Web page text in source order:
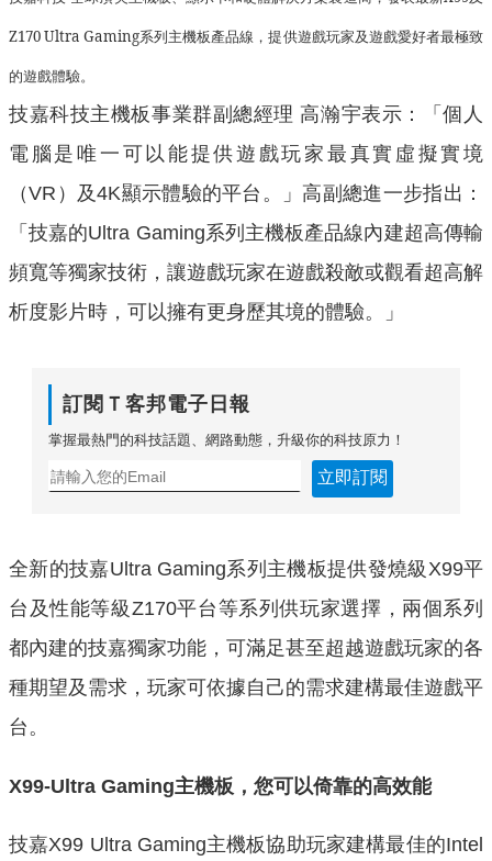
Z170 Ultra Gaming系列主機板產品線，提供遊戲玩家及遊戲愛好者最極致
的遊戲體驗。
技嘉科技主機板事業群副總經理 高瀚宇表示：「個人
電腦是唯一可以能提供遊戲玩家最真實虛擬實境
（VR）及4K顯示體驗的平台。」高副總進一步指出：
「技嘉的Ultra Gaming系列主機板產品線內建超高傳輸
頻寬等獨家技術，讓遊戲玩家在遊戲殺敵或觀看超高解
析度影片時，可以擁有更身歷其境的體驗。」
訂閱Ｔ客邦電子日報
掌握最熱門的科技話題、網路動態，升級你的科技原力！
立即訂閱
全新的技嘉Ultra Gaming系列主機板提供發燒級X99平
台及性能等級Z170平台等系列供玩家選擇，兩個系列
都內建的技嘉獨家功能，可滿足甚至超越遊戲玩家的各
種期望及需求，玩家可依據自己的需求建構最佳遊戲平
台。
X99-Ultra Gaming主機板，您可以倚靠的高效能
技嘉X99 Ultra Gaming主機板協助玩家建構最佳的Intel